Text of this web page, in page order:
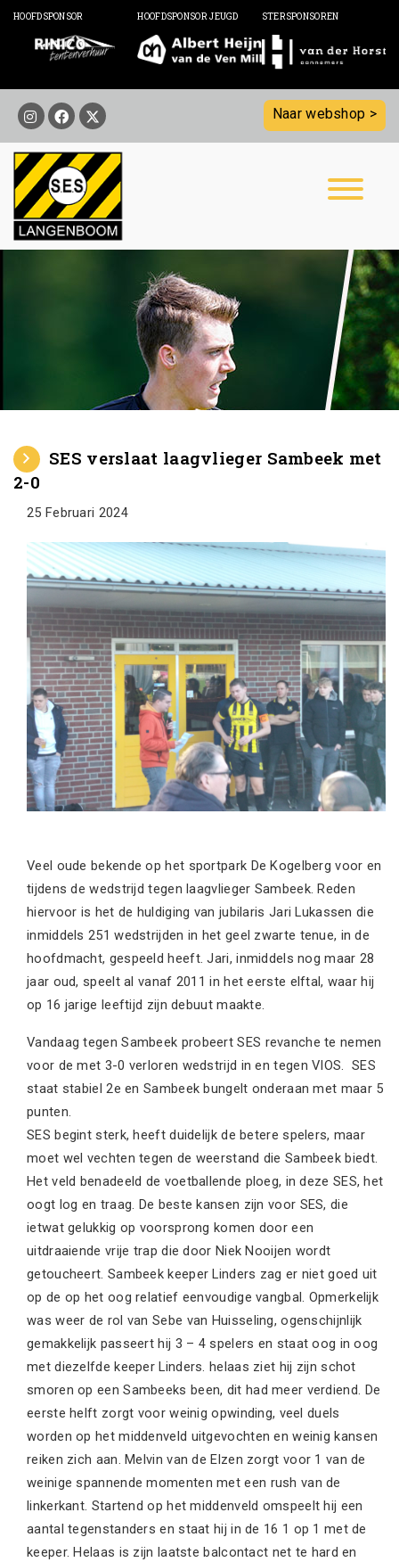
HOOFDSPONSOR HOOFDSPONSOR JEUGD STERSPONSOREN
Naar webshop >
SES verslaat laagvlieger Sambeek met
2-0
25 Februari 2024
Veel oude bekende op het sportpark De Kogelberg voor en
tijdens de wedstrijd tegen laagvlieger Sambeek. Reden
hiervoor is het de huldiging van jubilaris Jari Lukassen die
inmiddels 251 wedstrijden in het geel zwarte tenue, in de
hoofdmacht, gespeeld heeft. Jari, inmiddels nog maar 28
jaar oud, speelt al vanaf 2011 in het eerste elftal, waar hij
op 16 jarige leeftijd zijn debuut maakte.
Vandaag tegen Sambeek probeert SES revanche te nemen
voor de met 3-0 verloren wedstrijd in en tegen VIOS. SES
staat stabiel 2e en Sambeek bungelt onderaan met maar 5
punten.
SES begint sterk, heeft duidelijk de betere spelers, maar
moet wel vechten tegen de weerstand die Sambeek biedt.
Het veld benadeeld de voetballende ploeg, in deze SES, het
oogt log en traag. De beste kansen zijn voor SES, die
ietwat gelukkig op voorsprong komen door een
uitdraaiende vrije trap die door Niek Nooijen wordt
getoucheert. Sambeek keeper Linders zag er niet goed uit
op de op het oog relatief eenvoudige vangbal. Opmerkelijk
was weer de rol van Sebe van Huisseling, ogenschijnlijk
gemakkelijk passeert hij 3 – 4 spelers en staat oog in oog
met diezelfde keeper Linders. helaas ziet hij zijn schot
smoren op een Sambeeks been, dit had meer verdiend. De
eerste helft zorgt voor weinig opwinding, veel duels
worden op het middenveld uitgevochten en weinig kansen
reiken zich aan. Melvin van de Elzen zorgt voor 1 van de
weinige spannende momenten met een rush van de
linkerkant. Startend op het middenveld omspeelt hij een
aantal tegenstanders en staat hij in de 16 1 op 1 met de
keeper. Helaas is zijn laatste balcontact net te hard en